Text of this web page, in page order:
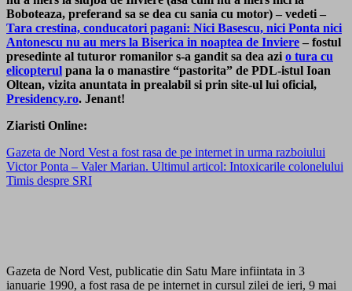
Boboteaza, preferand sa se dea cu sania cu motor) – vedeti –
Tara crestina, conducatori pagani: Nici Basescu, nici Ponta nici
Antonescu nu au mers la Biserica in noaptea de Inviere – fostul
presedinte al tuturor romanilor s-a gandit sa dea azi o tura cu
elicopterul pana la o manastire “pastorita” de PDL-istul Ioan
Oltean, vizita anuntata in prealabil si prin site-ul lui oficial,
Presidency.ro. Jenant!
Ziaristi Online:
Gazeta de Nord Vest a fost rasa de pe internet in urma razboiului
Victor Ponta – Valer Marian. Ultimul articol: Intoxicarile colonelului
Timis despre SRI
Gazeta de Nord Vest, publicatie din Satu Mare infiintata in 3
ianuarie 1990, a fost rasa de pe internet in cursul zilei de ieri, 9 mai